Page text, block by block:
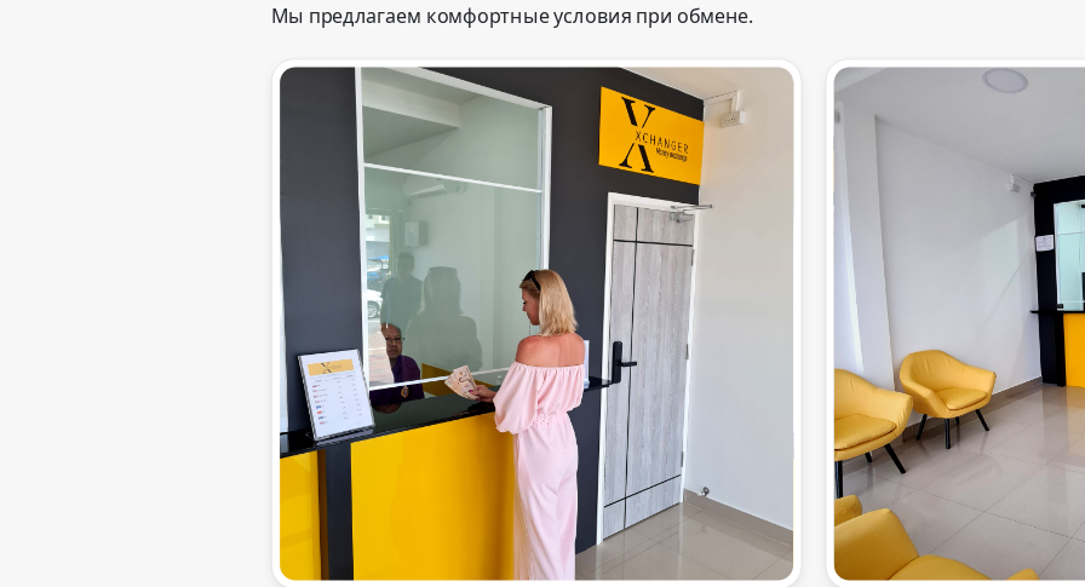
Мы предлагаем комфортные условия при обмене.